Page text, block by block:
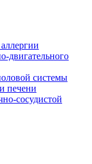
двигательного
системы
печени
сосудистой